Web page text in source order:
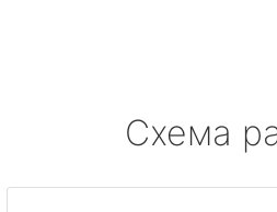
Схема